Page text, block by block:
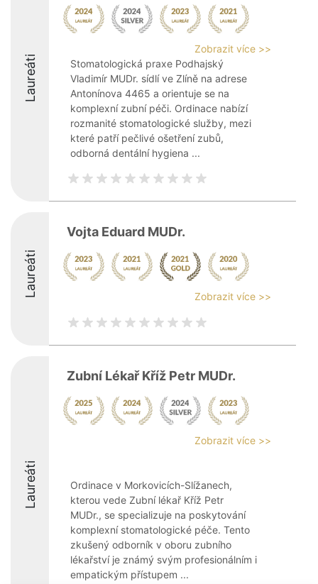
Laureáti
Zobrazit více >>
Stomatologická praxe Podhajský
Vladimír MUDr. sídlí ve Zlíně na adrese
Antonínova 4465 a orientuje se na
komplexní zubní péči. Ordinace nabízí
rozmanité stomatologické služby, mezi
které patří pečlivé ošetření zubů,
odborná dentální hygiena ...
Laureáti
Vojta Eduard MUDr.
Zobrazit více >>
Laureáti
Zubní Lékař Kříž Petr MUDr.
Zobrazit více >>
Ordinace v Morkovicích-Slížanech,
kterou vede Zubní lékař Kříž Petr
MUDr., se specializuje na poskytování
komplexní stomatologické péče. Tento
zkušený odborník v oboru zubního
lékařství je známý svým profesionálním i
empatickým přístupem ...